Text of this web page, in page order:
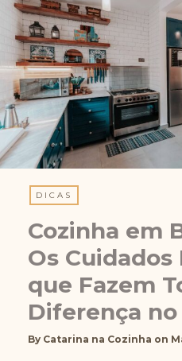
DICAS
Cozinha em
Os Cuidados
que Fazem
Diferença no
By Catarina na Cozinha on